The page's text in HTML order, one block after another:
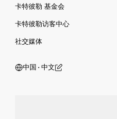
卡特彼勒 基金会
卡特彼勒访客中心
社交媒体
中国 ‧ 中文